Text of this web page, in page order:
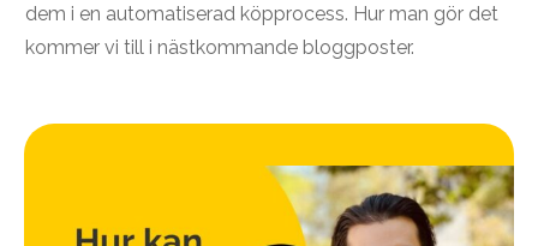
dem i en automatiserad köpprocess. Hur man gör det
kommer vi till i nästkommande bloggposter.